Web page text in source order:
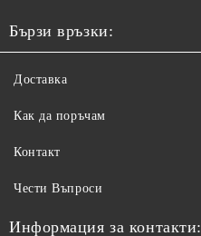
Бързи връзки:
Доставка
Как да поръчам
Контакт
Чести Въпроси
Информация за контакти: